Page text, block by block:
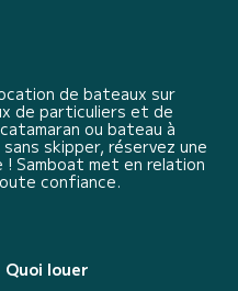
de bateaux sur
de particuliers et de
ou bateau à
skipper, réservez une
Samboat met en relation
confiance.
Quoi louer